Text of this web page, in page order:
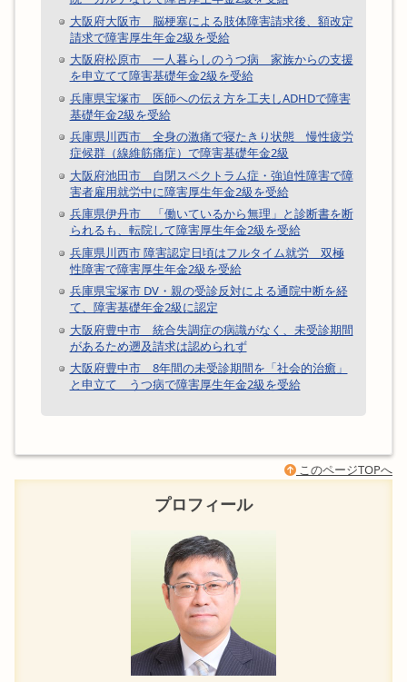
大阪府大阪市 脳梗塞による肢体障害請求後、額改定
請求で障害厚生年金2級を受給
大阪府松原市 一人暮らしのうつ病 家族からの支援
を申立てて障害基礎年金2級を受給
兵庫県宝塚市 医師への伝え方を工夫しADHDで障害
基礎年金2級を受給
兵庫県川西市 全身の激痛で寝たきり状態 慢性疲労
症候群（線維筋痛症）で障害基礎年金2級
大阪府池田市 自閉スペクトラム症・強迫性障害で障
害者雇用就労中に障害厚生年金2級を受給
兵庫県伊丹市 「働いているから無理」と診断書を断
られるも、転院して障害厚生年金2級を受給
兵庫県川西市 障害認定日頃はフルタイム就労 双極
性障害で障害厚生年金2級を受給
兵庫県宝塚市 DV・親の受診反対による通院中断を経
て、障害基礎年金2級に認定
大阪府豊中市 統合失調症の病識がなく、未受診期間
があるため遡及請求は認められず
大阪府豊中市 8年間の未受診期間を「社会的治癒」
と申立て うつ病で障害厚生年金2級を受給
このページTOPへ
プロフィール